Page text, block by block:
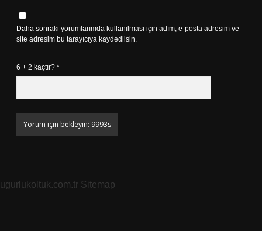
Daha sonraki yorumlarımda kullanılması için adım, e-posta adresim ve
site adresim bu tarayıcıya kaydedilsin.
6 + 2 kaçtır? *
ugurlukoltuk.com.tr Sitemap